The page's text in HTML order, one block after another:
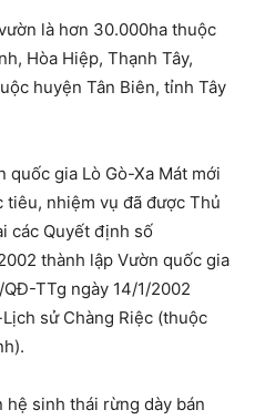
là hơn 30.000ha thuộc
Hòa Hiệp, Thạnh Tây,
huyện Tân Biên, tỉnh Tây
quốc gia Lò Gò-Xa Mát mới
nhiệm vụ đã được Thủ
các Quyết định số
thành lập Vườn quốc gia
TTg ngày 14/1/2002
sử Chàng Riệc (thuộc
hệ sinh thái rừng dày bán